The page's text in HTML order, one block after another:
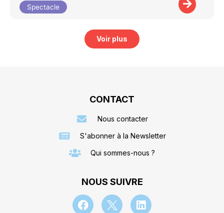
Spectacle
Voir plus
CONTACT
Nous contacter
S'abonner à la Newsletter
Qui sommes-nous ?
NOUS SUIVRE